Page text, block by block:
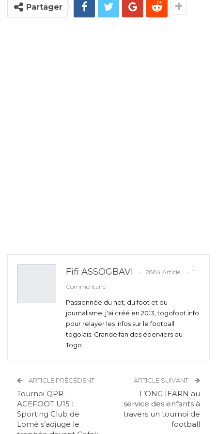
Partager
Fifi ASSOGBAVI 2884 Article
1
Commentaire
Passionnée du net, du foot et du
journalisme, j'ai créé en 2013, togofoot.info
pour relayer les infos sur le football
togolais. Grande fan des éperviers du
Togo
ARTICLE PRÉCÉDENT
Tournoi QPR-
ACEFOOT U15 :
Sporting Club de
Lomé s’adjuge le
ARTICLE SUIVANT
L’ONG IEARN au
service des enfants à
travers un tournoi de
football